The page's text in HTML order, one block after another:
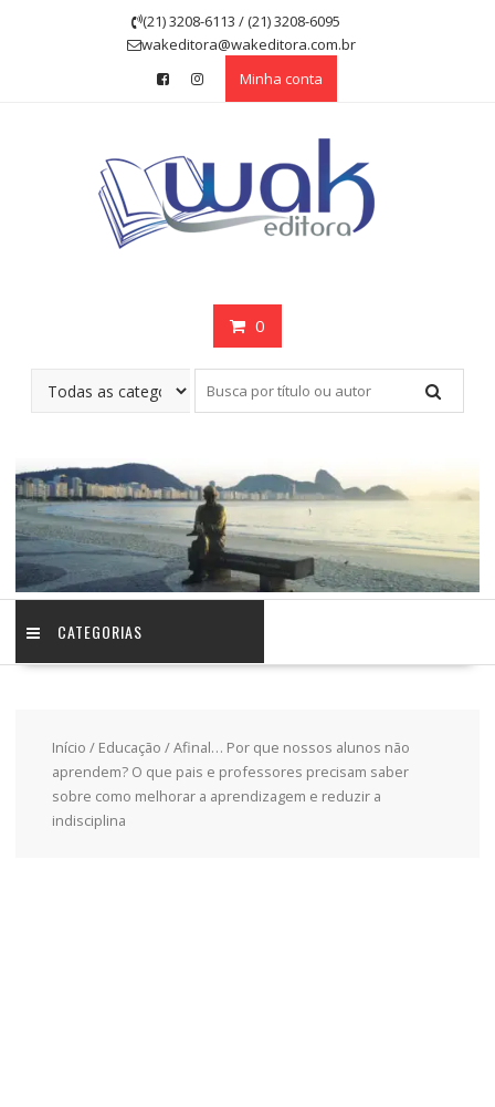
(21) 3208-6113 / (21) 3208-6095
wakeditora@wakeditora.com.br
Minha conta
0
CATEGORIAS
Início / Educação / Afinal… Por que nossos alunos não
aprendem? O que pais e professores precisam saber
sobre como melhorar a aprendizagem e reduzir a
indisciplina